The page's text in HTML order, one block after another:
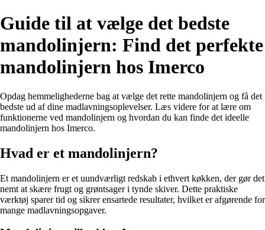
Guide til at vælge det bedste
mandolinjern: Find det perfekte
mandolinjern hos Imerco
Opdag hemmelighederne bag at vælge det rette mandolinjern og få det
bedste ud af dine madlavningsoplevelser. Læs videre for at lære om
funktionerne ved mandolinjern og hvordan du kan finde det ideelle
mandolinjern hos Imerco.
Hvad er et mandolinjern?
Et mandolinjern er et uundværligt redskab i ethvert køkken, der gør det
nemt at skære frugt og grøntsager i tynde skiver. Dette praktiske
værktøj sparer tid og sikrer ensartede resultater, hvilket er afgørende for
mange madlavningsopgaver.